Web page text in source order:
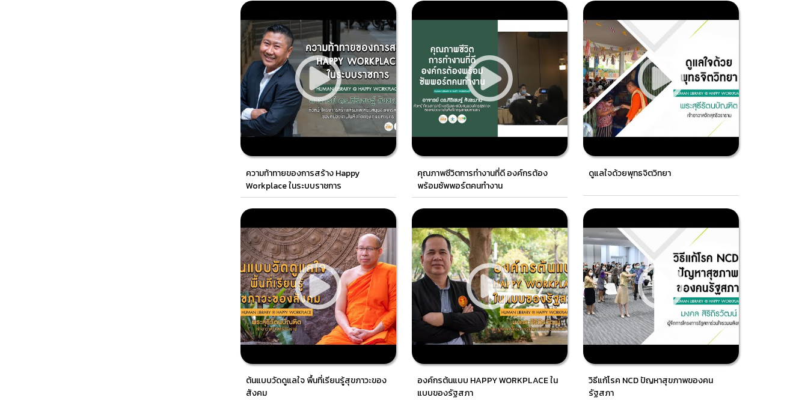
ความท้าทายของการสร้าง Happy
Workplace ในระบบราชการ
คุณภาพชีวิตการทำงานที่ดี องค์กรต้อง
พร้อมซัพพอร์ตคนทำงาน
ดูแลใจด้วยพุทธจิตวิทยา
ต้นแบบวัดดูแลใจ พื้นที่เรียนรู้สุขภาวะของ
สังคม
องค์กรต้นแบบ HAPPY WORKPLACE ใน
แบบของรัฐสภา
วิธีแก้โรค NCD ปัญหาสุขภาพของคน
รัฐสภา